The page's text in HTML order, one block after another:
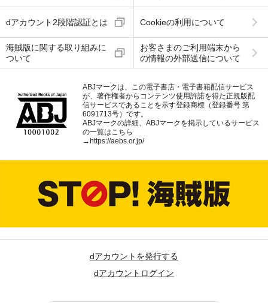
dアカウント2段階認証とは Cookieの利用について
海賊版に関する取り組みに
ついて
お客さまのご利用端末から
の情報の外部送信について
ABJマークは、この電子書店・電子書籍配信サービス
が、著作権者からコンテンツ使用許諾を得た正規版配
信サービスであることを示す登録商標（登録番号 第
6091713号）です。
ABJマークの詳細、ABJマークを掲示しているサービス
の一覧はこちら
→https://aebs.or.jp/
dアカウントを発行する
dアカウントログイン